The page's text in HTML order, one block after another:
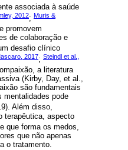
associada à saúde
2012; Muris &
promovem
de colaboração e
desafio clínico
2017; Steindl et al.,
a literatura
(Kirby, Day, et al.,
são fundamentais
mentalidades pode
Além disso,
terapêutica, aspecto
que forma os medos,
que não apenas
o tratamento.